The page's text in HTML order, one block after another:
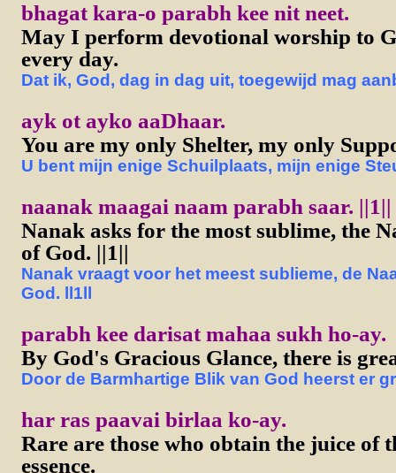
bhagat kara-o parabh kee nit neet.
May I perform devotional worship to
every day.
Dat ik, God, dag in dag uit, toegewijd mag
ayk ot ayko aaDhaar.
You are my only Shelter, my only
U bent mijn enige Schuilplaats, mijn enige
naanak maagai naam parabh saar. ||1||
Nanak asks for the most sublime, the
of God. ||1||
Nanak vraagt voor het meest sublieme, de
God. ll1ll
parabh kee darisat mahaa sukh ho-ay.
By God's Gracious Glance, there is
Door de Barmhartige Blik van God heerst er
har ras paavai birlaa ko-ay.
Rare are those who obtain the juice of
essence.